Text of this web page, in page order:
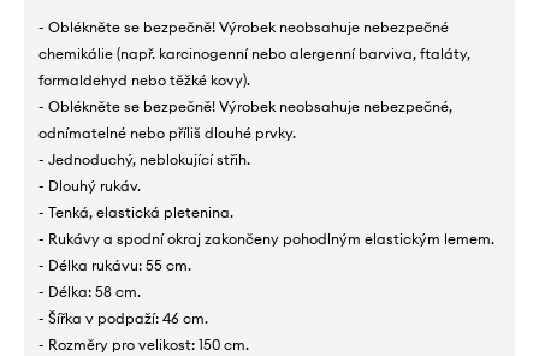
- Oblékněte se bezpečně! Výrobek neobsahuje nebezpečné
chemikálie (např. karcinogenní nebo alergenní barviva, ftaláty,
formaldehyd nebo těžké kovy).
- Oblékněte se bezpečně! Výrobek neobsahuje nebezpečné,
odnímatelné nebo příliš dlouhé prvky.
- Jednoduchý, neblokující střih.
- Dlouhý rukáv.
- Tenká, elastická pletenina.
- Rukávy a spodní okraj zakončeny pohodlným elastickým lemem.
- Délka rukávu: 55 cm.
- Délka: 58 cm.
- Šířka v podpaží: 46 cm.
- Rozměry pro velikost: 150 cm.